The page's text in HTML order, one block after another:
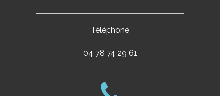
Téléphone
04 78 74 29 61